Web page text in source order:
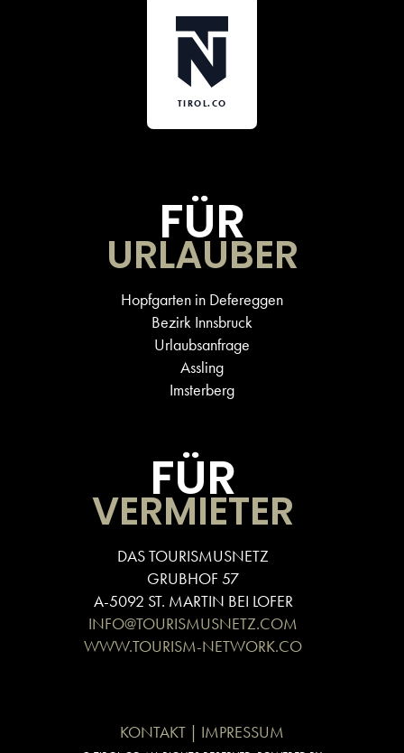
TIROL.CO
FÜR
URLAUBER
Hopfgarten in Defereggen
Bezirk Innsbruck
Urlaubsanfrage
Assling
Imsterberg
FÜR
VERMIETER
DAS TOURISMUSNETZ
GRUBHOF 57
A-5092 ST. MARTIN BEI LOFER
INFO@TOURISMUSNETZ.COM
WWW.TOURISM-NETWORK.CO
KONTAKT | IMPRESSUM